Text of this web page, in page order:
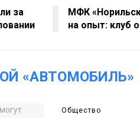
за
МФК
на опыт: клуб
«АВТОМОБИЛЬ»
Общество